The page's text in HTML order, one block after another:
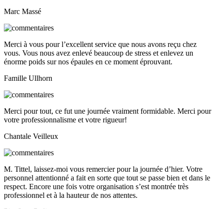
Marc Massé
Merci à vous pour l’excellent service que nous avons reçu chez
vous. Vous nous avez enlevé beaucoup de stress et enlevez un
énorme poids sur nos épaules en ce moment éprouvant.
Famille Ullhorn
Merci pour tout, ce fut une journée vraiment formidable. Merci pour
votre professionnalisme et votre rigueur!
Chantale Veilleux
M. Tittel, laissez-moi vous remercier pour la journée d’hier. Votre
personnel attentionné a fait en sorte que tout se passe bien et dans le
respect. Encore une fois votre organisation s’est montrée très
professionnel et à la hauteur de nos attentes.